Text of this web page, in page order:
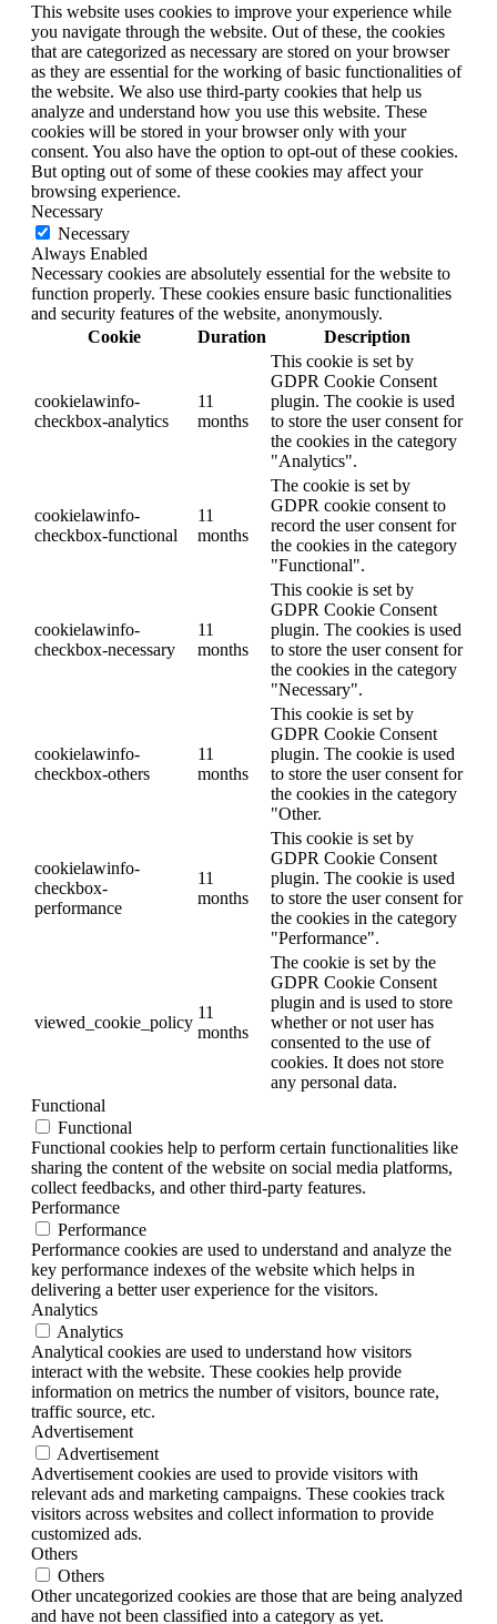
This website uses cookies to improve your experience while
you navigate through the website. Out of these, the cookies
that are categorized as necessary are stored on your browser
as they are essential for the working of basic functionalities of
the website. We also use third-party cookies that help us
analyze and understand how you use this website. These
cookies will be stored in your browser only with your
consent. You also have the option to opt-out of these cookies.
But opting out of some of these cookies may affect your
browsing experience.
Necessary
Necessary
Always Enabled
Necessary cookies are absolutely essential for the website to
function properly. These cookies ensure basic functionalities
and security features of the website, anonymously.
Cookie
Duration Description
cookielawinfo-
checkbox-analytics
11
months
This cookie is set by
GDPR Cookie Consent
plugin. The cookie is used
to store the user consent for
the cookies in the category
"Analytics".
cookielawinfo-
checkbox-functional
11
months
The cookie is set by
GDPR cookie consent to
record the user consent for
the cookies in the category
"Functional".
cookielawinfo-
checkbox-necessary
11
months
This cookie is set by
GDPR Cookie Consent
plugin. The cookies is used
to store the user consent for
the cookies in the category
"Necessary".
cookielawinfo-
checkbox-others
11
months
This cookie is set by
GDPR Cookie Consent
plugin. The cookie is used
to store the user consent for
the cookies in the category
"Other.
cookielawinfo-
checkbox-
performance
11
months
This cookie is set by
GDPR Cookie Consent
plugin. The cookie is used
to store the user consent for
the cookies in the category
"Performance".
viewed_cookie_policy
11
months
The cookie is set by the
GDPR Cookie Consent
plugin and is used to store
whether or not user has
consented to the use of
cookies. It does not store
any personal data.
Functional
Functional
Functional cookies help to perform certain functionalities like
sharing the content of the website on social media platforms,
collect feedbacks, and other third-party features.
Performance
Performance
Performance cookies are used to understand and analyze the
key performance indexes of the website which helps in
delivering a better user experience for the visitors.
Analytics
Analytics
Analytical cookies are used to understand how visitors
interact with the website. These cookies help provide
information on metrics the number of visitors, bounce rate,
traffic source, etc.
Advertisement
Advertisement
Advertisement cookies are used to provide visitors with
relevant ads and marketing campaigns. These cookies track
visitors across websites and collect information to provide
customized ads.
Others
Others
Other uncategorized cookies are those that are being analyzed
and have not been classified into a category as yet.